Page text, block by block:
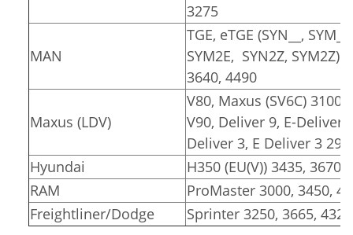
3275
MAN
TGE, eTGE (SYN__,
SYM2E, SYN2Z, SYM2Z)
3640, 4490
Maxus (LDV)
V80, Maxus (SV6C) 3100,
V90, Deliver 9, E-Deliver
Deliver 3, E Deliver 3
Hyundai
H350 (EU(V)) 3435, 3670
RAM
ProMaster 3000, 3450,
Freightliner/Dodge
Sprinter 3250, 3665, 4325